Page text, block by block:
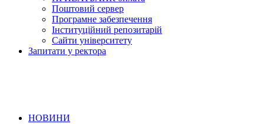
Поштовий сервер
Програмне забезпечення
Інституційний репозитарій
Сайти університету
Запитати у ректора
НОВИНИ